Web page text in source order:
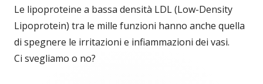
Le lipoproteine a bassa densità LDL (Low-Density
Lipoprotein) tra le mille funzioni hanno anche quella
di spegnere le irritazioni e infiammazioni dei vasi.
Ci svegliamo o no?